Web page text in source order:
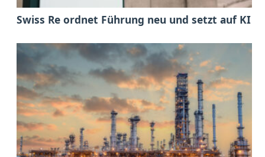
Swiss Re ordnet Führung neu und setzt auf KI